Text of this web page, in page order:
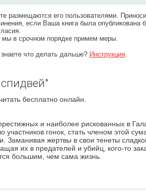
размещаются его пользователями.
если Ваша книга была опубликована
мы в срочном порядке примем меры.
что делать дальше? Инструкция.
бесплатно онлайн.
и наиболее рискованных в
участников гонок, стать членом этой
жертвы в свои тенеты
их в предателей и убийц, кого-то
большим, чем сама жизнь.